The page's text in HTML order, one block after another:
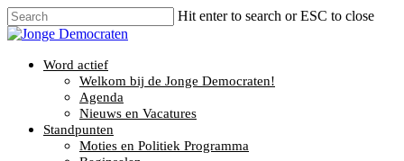
Hit enter to search or ESC to close
Word actief
Welkom bij de Jonge Democraten!
Agenda
Nieuws en Vacatures
Standpunten
Moties en Politiek Programma